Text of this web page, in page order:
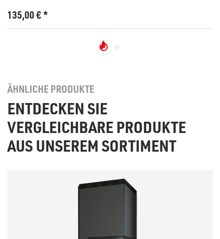
135,00€*
ÄHNLICHE PRODUKTE
ENTDECKEN SIE
VERGLEICHBARE PRODUKTE
AUS UNSEREM SORTIMENT